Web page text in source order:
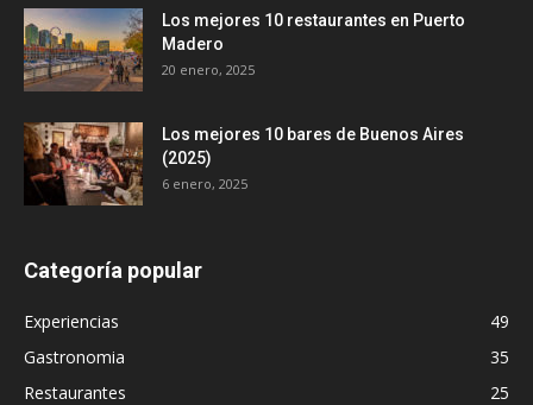
Los mejores 10 restaurantes en Puerto
Madero
20 enero, 2025
Los mejores 10 bares de Buenos Aires
(2025)
6 enero, 2025
Categoría popular
Experiencias
49
Gastronomia
35
Restaurantes
25